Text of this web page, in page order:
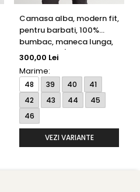
Camasa alba, modern fit,
pentru barbati, 100%
bumbac, maneca lunga,
model 1100/00 X177
300,00 Lei
Marime:
48 39 40
41
42
43 44
45
46
VEZI VARIANTE